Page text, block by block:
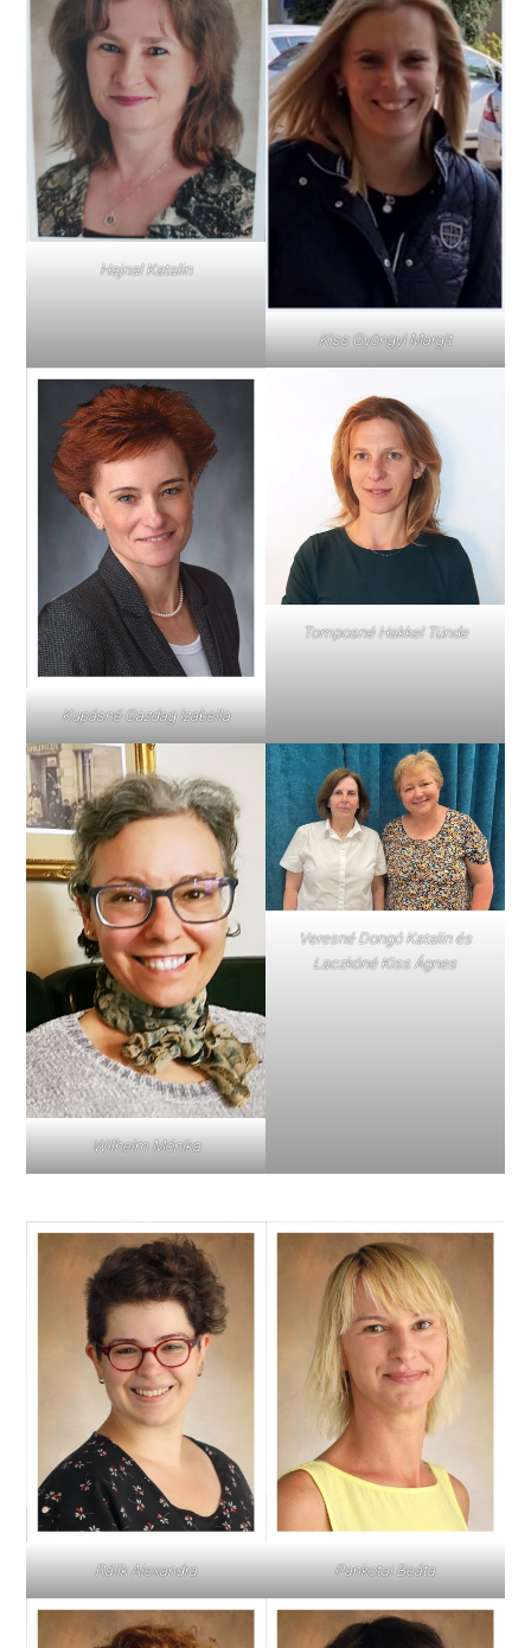
Hajnal Katalin
Kiss Gyöngyi Margit
Kupásné Gazdag Izabella
Tomposné Hakkel Tünde
Wilhelm Mónika
Veresné Dongó Katalin és
Laczkóné Kiss Ágnes
Rálik Alexandra Pankotai Beáta